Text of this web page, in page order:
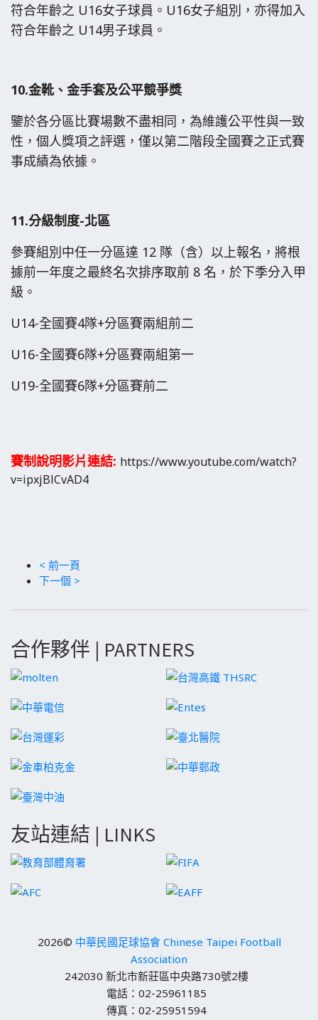
符合年齡之 U16女子球員。U16女子組別，亦得加入
符合年齡之 U14男子球員。
10.金靴、金手套及公平競爭獎
鑒於各分區比賽場數不盡相同，為維護公平性與一致
性，個人獎項之評選，僅以第二階段全國賽之正式賽
事成績為依據。
11.分級制度-北區
參賽組別中任一分區達 12 隊（含）以上報名，將根
據前一年度之最終名次排序取前 8 名，於下季分入甲
級。
U14-全國賽4隊+分區賽兩組前二
U16-全國賽6隊+分區賽兩組第一
U19-全國賽6隊+分區賽前二
賽制說明影片連結: https://www.youtube.com/watch?
v=ipxjBlCvAD4
< 前一頁
下一個 >
合作夥伴 | PARTNERS
友站連結 | LINKS
2026© 中華民國足球協會 Chinese Taipei Football
Association
242030 新北市新莊區中央路730號2樓
電話：02-25961185
傳真：02-25951594